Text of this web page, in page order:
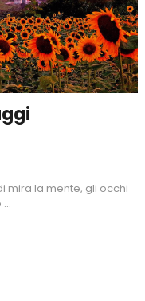
mira la mente, gli occhi